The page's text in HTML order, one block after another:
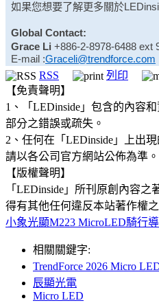
如果您想要了解更多關於
Global Contact:
Grace Li +886-2-8978-6488 ext
E-mail :Graceli@trendforce.com
RSS
列印
【免責聲明】
1、「LEDinside」包含的內容
部分之錯誤或疏失。
2、任何在「LEDinside」上出
請以各公司官方網站公佈為準。
【版權聲明】
「LEDinside」所刊原創內容
得有其他任何違反本站著作權之
小象光顯M223 MicroLED騎行
相關關鍵字:
TrendForce 2026 Micro
辰顯光電
Micro LED